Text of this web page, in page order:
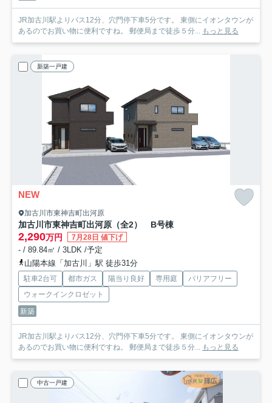
JR加古川駅よりバス12分、穴門停下車5分です。 東側にイオンタウンが
あるのでお買い物に便利ですね。 郵便局まで徒歩５分...
もっと見る
新築一戸建
NEW
加古川市東神吉町出河原
加古川市東神吉町出河原（全2） B号棟
2,290万円 7月28日 値下げ
- / 89.84㎡ / 3LDK /予定
山陽本線「加古川」駅 徒歩31分
駐車2台可 都市ガス 陽当り良好 専用庭
バリアフリー
ウォークインクロゼット
新築
JR加古川駅よりバス12分、穴門停下車5分です。 東側にイオンタウンが
あるのでお買い物に便利ですね。 郵便局まで徒歩５分...
もっと見る
中古一戸建